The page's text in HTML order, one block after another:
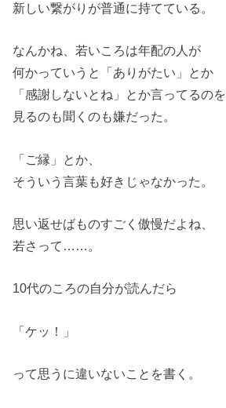
新しい繋がりが普通に持てている。
なんかね、若いころは年配の人が
何かっていうと「ありがたい」とか
「感謝しないとね」とか言ってるのを
見るのも聞くのも嫌だった。
「ご縁」とか、
そういう言葉も好きじゃなかった。
思い返せばものすごく傲慢だよね、
若さって……。
10代のころの自分が読んだら
「ケッ！」
って思うに違いないことを書く。